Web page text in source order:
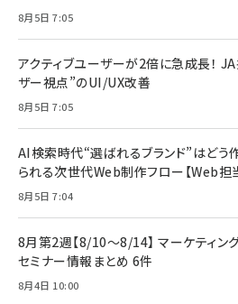
8月5日 7:05
アクティブユーザーが2倍に急成長！
ザー視点”のUI/UX改善
8月5日 7:05
AI検索時代“選ばれるブランド”はどう
られる次世代Web制作フロー【Web担
8月5日 7:04
8月第2週【8/10～8/14】 マーケティン
セミナー情報まとめ 6件
8月4日 10:00